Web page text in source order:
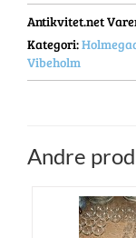
Antikvitet.net
Kategori:
Vibeholm
Andre